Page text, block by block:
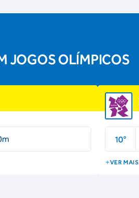
JOGOS OLÍMPICOS
10°
VER MAIS